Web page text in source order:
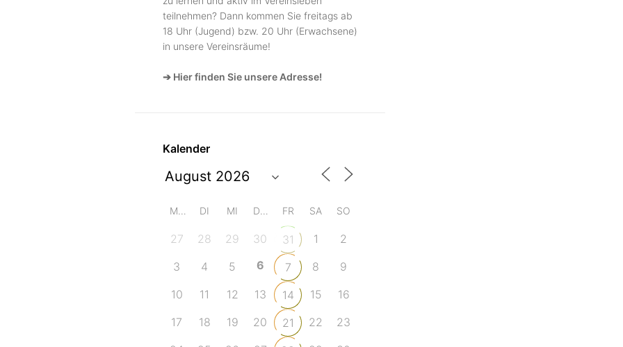
teilnehmen? Dann kommen Sie freitags ab
18 Uhr (Jugend) bzw. 20 Uhr (Erwachsene)
in unsere Vereinsräume!
➔ Hier finden Sie unsere Adresse!
Kalender
MO DI MI DO FR SA SO
27 28 29 30 31 1
2
3
4 5 6 7 8
9
10
11 12 13 14 15
16
17
18 19 20 21 22
23